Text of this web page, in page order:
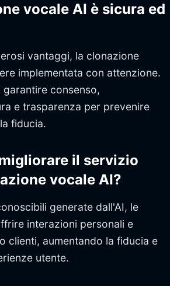
vocale AI è sicura ed
vantaggi, la clonazione
implementata con attenzione.
consenso,
e trasparenza per prevenire
fiducia.
il servizio
vocale AI?
generate dall'AI, le
interazioni personali e
clienti, aumentando la fiducia e
utente.